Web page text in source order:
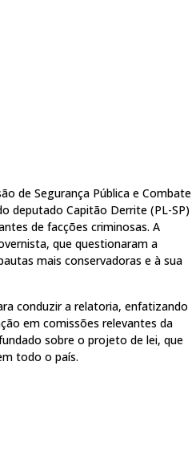
de Segurança Pública e Combate
deputado Capitão Derrite (PL-SP)
de facções criminosas. A
que questionaram a
mais conservadoras e à sua
conduzir a relatoria, enfatizando
em comissões relevantes da
sobre o projeto de lei, que
todo o país.